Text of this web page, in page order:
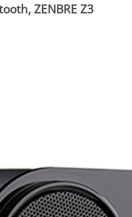
ZENBRE Z3